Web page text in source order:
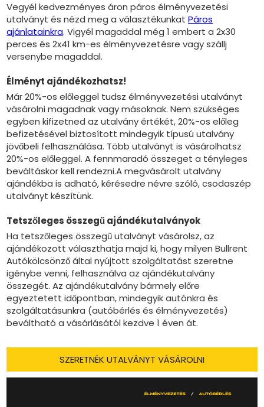
Vegyél kedvezményes áron páros élményvezetési
utalványt és nézd meg a választékunkatPáros
ajánlatainkra. Vigyél magaddal még 1 embert a 2x30
perces és 2x41 km-es élményvezetésre vagy szállj
versenybe magaddal.
Élményt ajándékozhatsz!
Már 20%-os előleggel tudsz élményvezetési utalványt
vásárolni magadnak vagy másoknak. Nem szükséges
egyben kifizetned az utalvány értékét, 20%-os előleg
befizetésével biztosított mindegyik típusú utalvány
jövőbeli felhasználása. Több utalványt is vásárolhatsz
20%-os előleggel. A fennmaradó összeget a tényleges
beváltáskor kell rendezni.A megvásárolt utalvány
ajándékba is adható, kérésedre névre szóló, csodaszép
utalványt készítünk.
Tetszőleges összegű ajándékutalványok
Ha tetszőleges összegű utalványt vásárolsz, az
ajándékozott választhatja majd ki, hogy milyen Bullrent
Autókölcsönző által nyújtott szolgáltatást szeretne
igénybe venni, felhasználva az ajándékutalvány
összegét. Az ajándékutalvány bármely előre
egyeztetett időpontban, mindegyik autónkra és
szolgáltatásunkra (autóbérlés és élményvezetés)
beváltható a vásárlásától kezdve 1 éven át.
SZERETNÉK UTALVÁNYT VÁSÁROLNI